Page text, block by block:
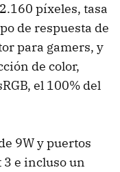
píxeles, tasa
de respuesta de
para gamers, y
de color,
el 100% del
9W y puertos
3 e incluso un